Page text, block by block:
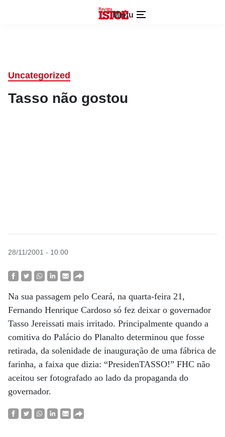
Menu
Uncategorized
Tasso não gostou
28/11/2001 - 10:00
Na sua passagem pelo Ceará, na quarta-feira 21,
Fernando Henrique Cardoso só fez deixar o governador
Tasso Jereissati mais irritado. Principalmente quando a
comitiva do Palácio do Planalto determinou que fosse
retirada, da solenidade de inauguração de uma fábrica de
farinha, a faixa que dizia: “PresidenTASSO!” FHC não
aceitou ser fotografado ao lado da propaganda do
governador.